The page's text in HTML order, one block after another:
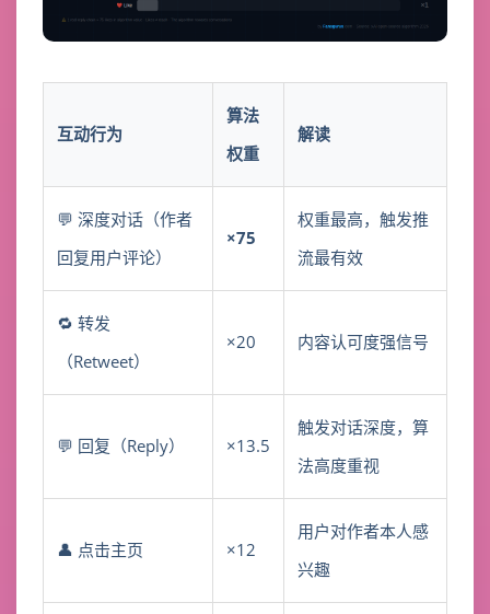
互动行为
算法
权重
解读
💬 深度对话（作者
回复用户评论）
×75
权重最高，触发推
流最有效
🔁 转发
（Retweet）
×20 内容认可度强信号
💬 回复（Reply） ×13.5
触发对话深度，算
法高度重视
👤 点击主页 ×12
用户对作者本人感
兴趣